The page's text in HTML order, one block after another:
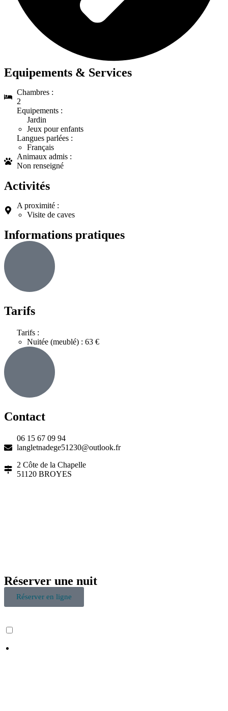
Equipements & Services
Chambres :
2
Equipements :
Jardin
Jeux pour enfants
Langues parlées :
Français
Animaux admis :
Non renseigné
Activités
A proximité :
Visite de caves
Informations pratiques
Tarifs
Tarifs :
Nuitée (meublé) : 63 €
Contact
06 15 67 09 94
langletnadege51230@outlook.fr
2 Côte de la Chapelle
51120 BROYES
Réserver une nuit
Réserver en ligne